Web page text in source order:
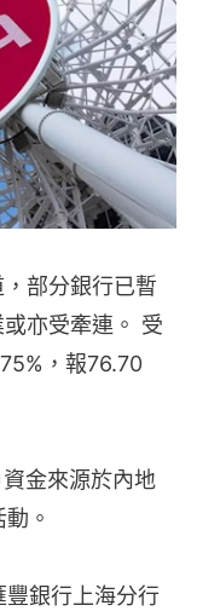
部分銀行已暫
亦受牽連。 受
，報76.70
金來源於內地
。
豐銀行上海分行